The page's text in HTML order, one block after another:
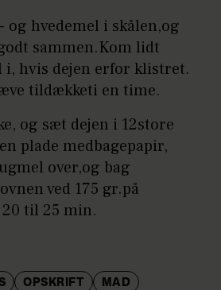
og hvedemel i skålen,og
sammen.Kom lidt
i, hvis dejen erfor klistret.
tildækketi en time.
og sæt dejen i 12store
plade medbagepapir,
over,og bag
ved 175 gr.på
til 25 min.
OPSKRIFT MAD